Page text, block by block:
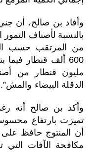
وأفاد بن صالح، أن
بالنسبة لأصناف
من المرتقب حسب
مليون قنطار من
الدقلة البيضاء والمش”.
وأكد بن صالح أنه
تميزت بارتفاع
أن المنتوج حافظ على
مكافحة الآفات